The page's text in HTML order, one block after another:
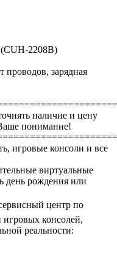
2208B)
проводов, зарядная
наличие и цену
понимание!
игровые консоли и все
виртуальные
день рождения или
центр по
консолей,
реальности: